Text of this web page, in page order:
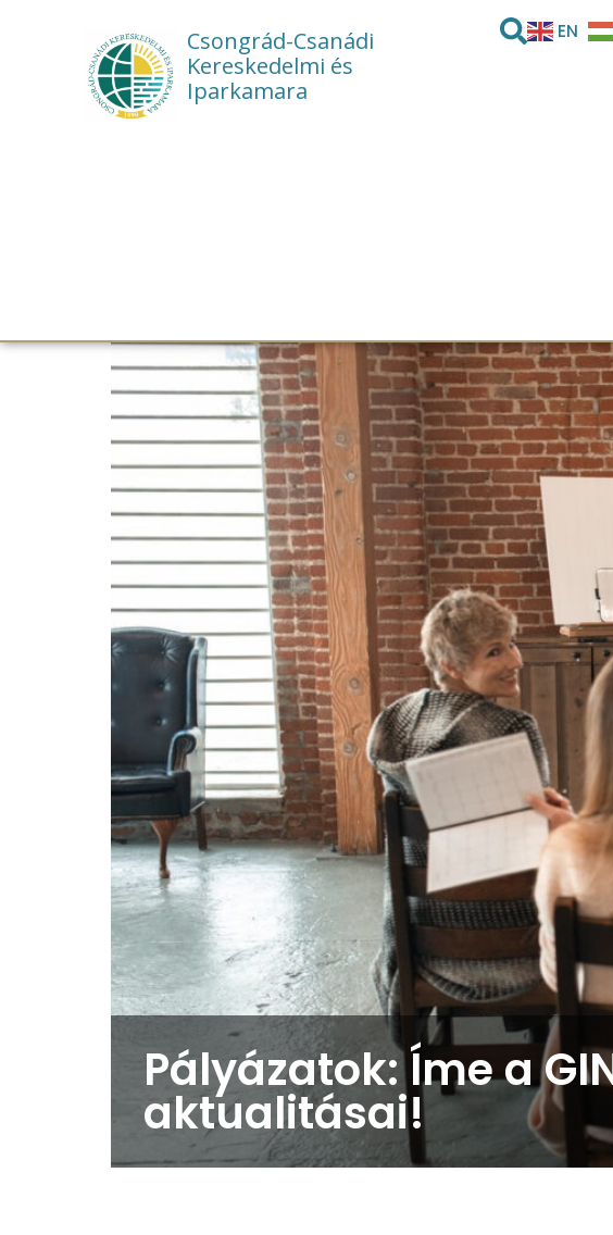
Csongrád-Csanádi
Kereskedelmi és
Iparkamara
EN
Pályázatok: Íme a
aktualitásai!